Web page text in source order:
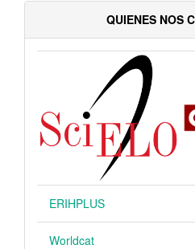
QUIENES NOS
ERIHPLUS
Worldcat